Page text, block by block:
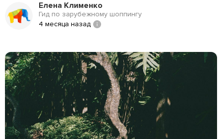
Елена Клименко
Гид по зарубежному шоппингу
4 месяца назад